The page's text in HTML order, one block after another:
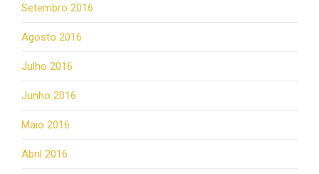
Setembro 2016
Agosto 2016
Julho 2016
Junho 2016
Maio 2016
Abril 2016